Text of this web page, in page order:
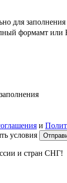
для заполнения
формамт или
и
условия
и стран СНГ!